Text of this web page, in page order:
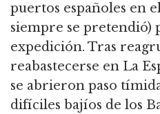
puertos españoles en
siempre se pretendió)
expedición. Tras
reabastecerse en La
se abrieron paso
difíciles bajíos de los